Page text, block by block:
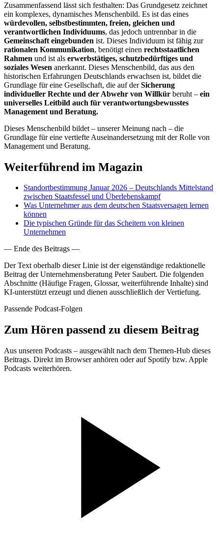
Zusammenfassend lässt sich festhalten: Das Grundgesetz zeichnet
ein komplexes, dynamisches Menschenbild. Es ist das eines
würdevollen, selbstbestimmten, freien, gleichen und
verantwortlichen Individuums, das jedoch untrennbar in die
Gemeinschaft eingebunden ist. Dieses Individuum ist fähig zur
rationalen Kommunikation, benötigt einen rechtsstaatlichen
Rahmen und ist als erwerbstätiges, schutzbedürftiges und
soziales Wesen anerkannt. Dieses Menschenbild, das aus den
historischen Erfahrungen Deutschlands erwachsen ist, bildet die
Grundlage für eine Gesellschaft, die auf derSicherung
individueller Rechte und der Abwehr von Willkür beruht – ein
universelles Leitbild auch für verantwortungsbewusstes
Management und Beratung.
Dieses Menschenbild bildet – unserer Meinung nach – die
Grundlage für eine vertiefte Auseinandersetzung mit der Rolle von
Management und Beratung.
Weiterführend im Magazin
Standortbestimmung Januar 2026 – Deutschlands Mittelstand
zwischen Staatsfessel und Überlebenskampf
Was Unternehmer aus dem deutschen Staatsversagen lernen
können
Die typischen Gründe für das Scheitern von kleinen
Unternehmen
— Ende des Beitrags —
Der Text oberhalb dieser Linie ist der eigenständige redaktionelle
Beitrag der Unternehmensberatung Peter Saubert. Die folgenden
Abschnitte (Häufige Fragen, Glossar, weiterführende Inhalte) sind
KI-unterstützt erzeugt und dienen ausschließlich der Vertiefung.
Passende Podcast-Folgen
Zum Hören passend zu diesem Beitrag
Aus unseren Podcasts – ausgewählt nach dem Themen-Hub dieses
Beitrags. Direkt im Browser anhören oder auf Spotify bzw. Apple
Podcasts weiterhören.